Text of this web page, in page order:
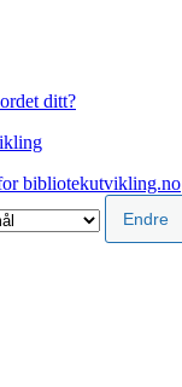
ditt?
bibliotekutvikling.no